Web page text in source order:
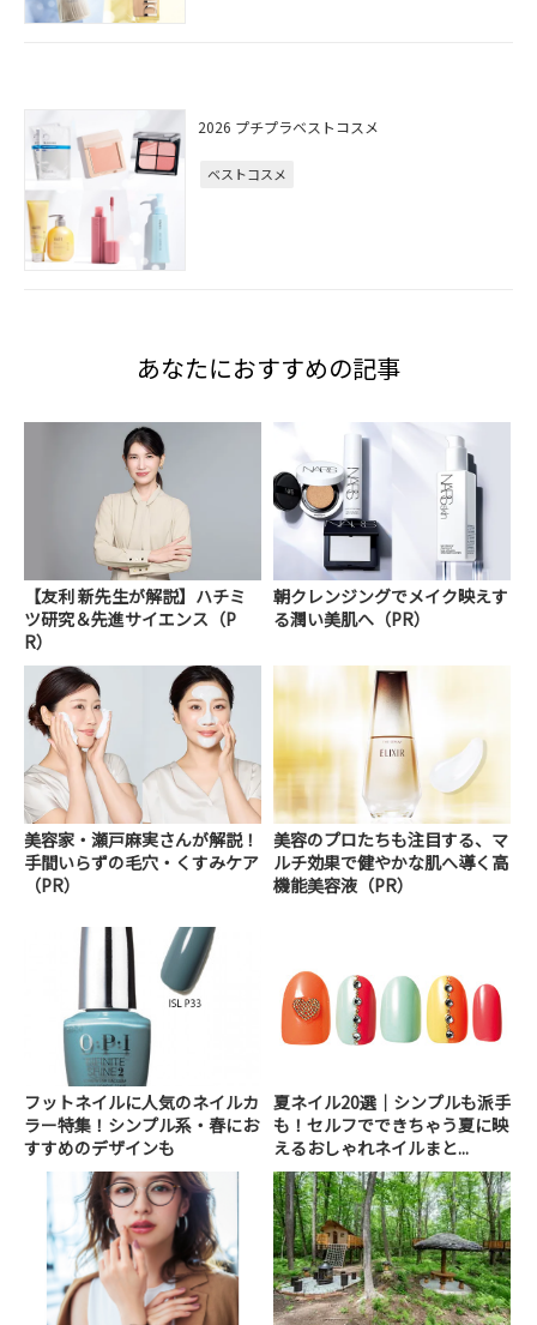
2026 プチプラベストコスメ
ベストコスメ
あなたにおすすめの記事
【友利 新先生が解説】ハチミ
ツ研究＆先進サイエンス（P
R）
朝クレンジングでメイク映えす
る潤い美肌へ（PR）
美容家・瀬戸麻実さんが解説！
手間いらずの毛穴・くすみケア
（PR）
美容のプロたちも注目する、マ
ルチ効果で健やかな肌へ導く高
機能美容液（PR）
フットネイルに人気のネイルカ
ラー特集！シンプル系・春にお
すすめのデザインも
夏ネイル20選｜シンプルも派手
も！セルフでできちゃう夏に映
えるおしゃれネイルまと...